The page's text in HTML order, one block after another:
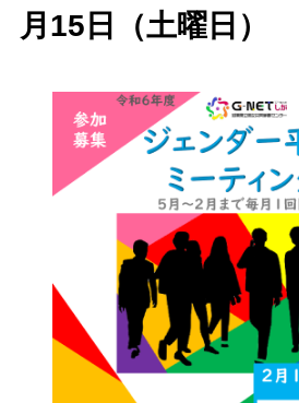
月15日（土曜日）